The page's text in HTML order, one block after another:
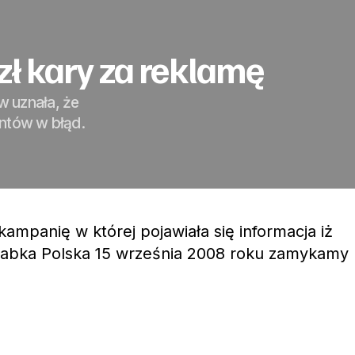
kary za reklamę
uznała, że
w błąd.
w której pojawiała się informacja iż
Polska 15 września 2008 roku zamykamy